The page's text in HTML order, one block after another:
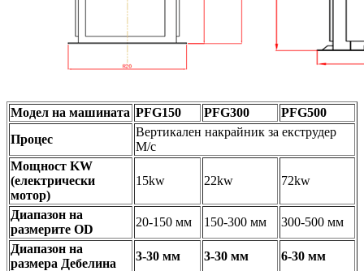
Модел на машината PFG150 PFG300
PFG500
Процес
Вертикален накрайник за екструдер
M/c
Мощност KW
(електрически
мотор)
15kw 22kw 72kw
Диапазон на
размерите OD
20-150 мм 150-300 мм
300-500 мм
Диапазон на
размера Дебелина
3-30 мм 3-30 мм
6-30 мм